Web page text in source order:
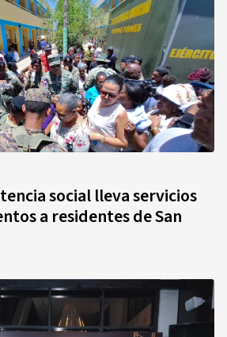
social lleva servicios
a residentes de San